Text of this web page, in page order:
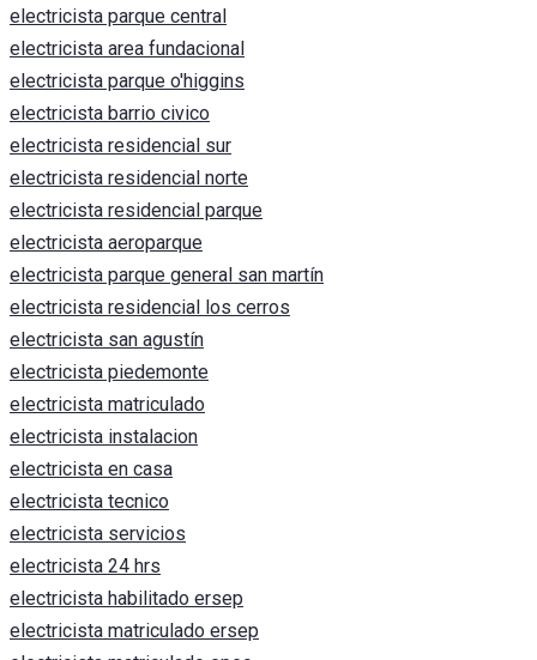
electricista parque central
electricista area fundacional
electricista parque o'higgins
electricista barrio civico
electricista residencial sur
electricista residencial norte
electricista residencial parque
electricista aeroparque
electricista parque general san martín
electricista residencial los cerros
electricista san agustín
electricista piedemonte
electricista matriculado
electricista instalacion
electricista en casa
electricista tecnico
electricista servicios
electricista 24 hrs
electricista habilitado ersep
electricista matriculado ersep